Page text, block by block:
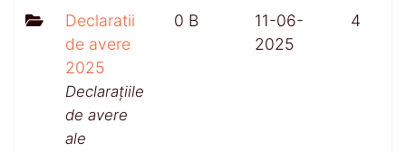
Declaratii
de avere
2025
Declarațiile
de avere
ale
0 B
11-06-
2025
4